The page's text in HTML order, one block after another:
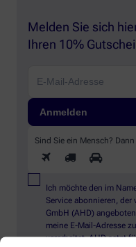
Melden Sie sich
Ihren 10%
Sind Sie ein Mensch?
Ich möchte den im
Service abonnieren,
GmbH (AHD)
meine E-Mail-Adresse
verarbeitet. AHD setzt